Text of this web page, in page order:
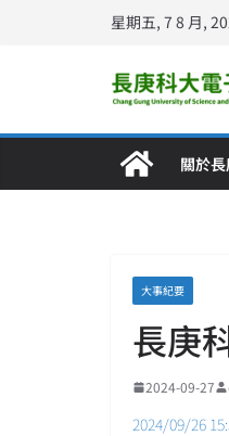
星期五, 7 8 月,
關於
大事紀要
長庚
2024-09-27
2024/09/26